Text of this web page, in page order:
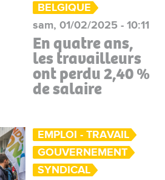
BELGIQUE
sam, 01/02/2025 - 10:11
En quatre ans,
les travailleurs
ont perdu 2,40 %
de salaire
EMPLOI - TRAVAIL
GOUVERNEMENT
SYNDICAL